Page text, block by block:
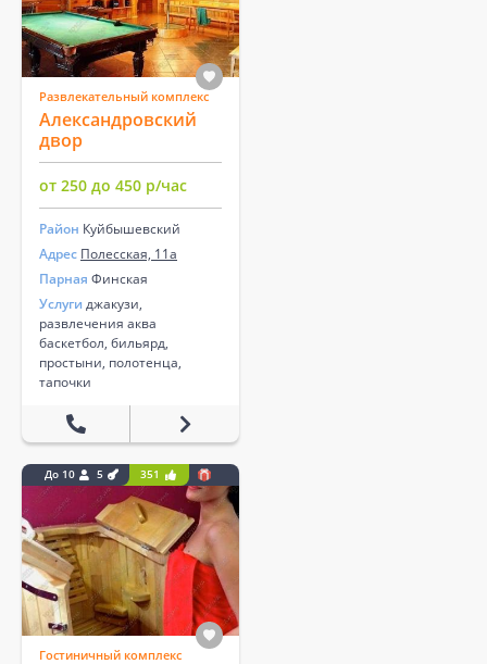
Развлекательный комплекс
Александровский
двор
от 250 до 450 р/час
Район Куйбышевский
Адрес Полесская, 11а
Парная Финская
Услуги джакузи,
развлечения аква
баскетбол, бильярд,
простыни, полотенца,
тапочки
До 10 5 351
Гостиничный комплекс